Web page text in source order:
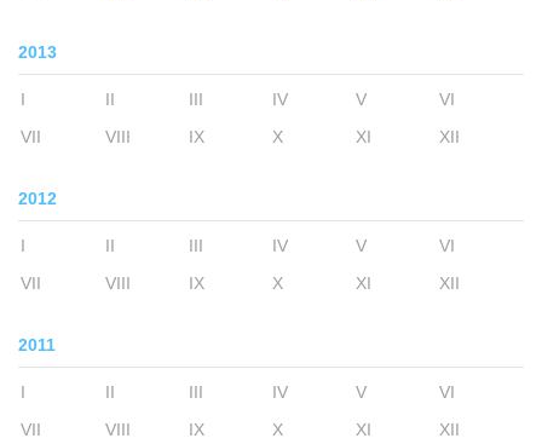
2013
I II III IV V
VI
VII
VIII IX X XI XII
2012
I II III IV V
VI
VII
VIII IX X XI XII
2011
I II III IV V
VI
VII
VIII IX X XI XII